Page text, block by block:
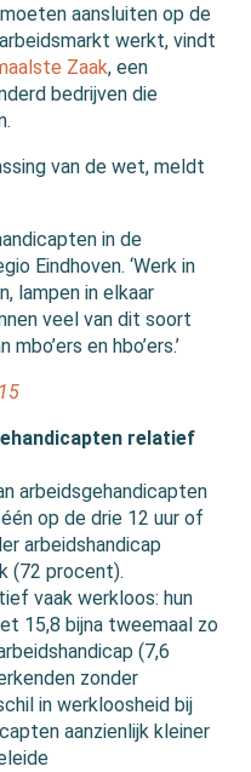
aansluiten op de
werkt, vindt
Zaak, een
bedrijven die
van de wet, meldt
in de
Eindhoven. ‘Werk in
lampen in elkaar
veel van dit soort
en hbo’ers.’
relatief
arbeidsgehandicapten
op de drie 12 uur of
arbeidshandicap
(72 procent).
vaak werkloos: hun
15,8 bijna tweemaal zo
(7,6
zonder
in werkloosheid bij
aanzienlijk kleiner